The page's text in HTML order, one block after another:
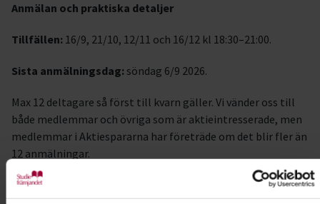
Anmälan och praktiska detaljer
Tillfällen: 16/9, 21/10, 12/11 och 16/12 kl 18:30–21:00.
Sista anmälningsdag: söndag 6/9 2026.
Max 12 deltagare så först till kvarn gäller. Vi vänder oss till
både medlemmar och övriga som är aktieintresserade, men
medlemmar i Aktiespararna har företräde om det blir fler än
12 anmälningar.
Träffarna är gratis om du är medlem i Aktiespararna eller